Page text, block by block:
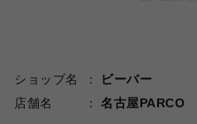
ショップ名
ビーバー
店舗名
名古屋PARCO